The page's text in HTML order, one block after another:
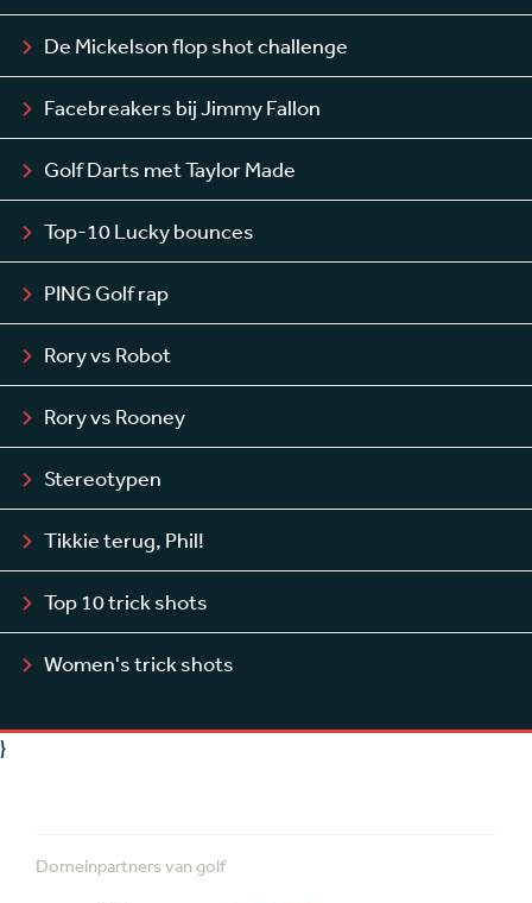
De Mickelson flop shot challenge
Facebreakers bij Jimmy Fallon
Golf Darts met Taylor Made
Top-10 Lucky bounces
PING Golf rap
Rory vs Robot
Rory vs Rooney
Stereotypen
Tikkie terug, Phil!
Top 10 trick shots
Women's trick shots
}
Domeinpartners van golf